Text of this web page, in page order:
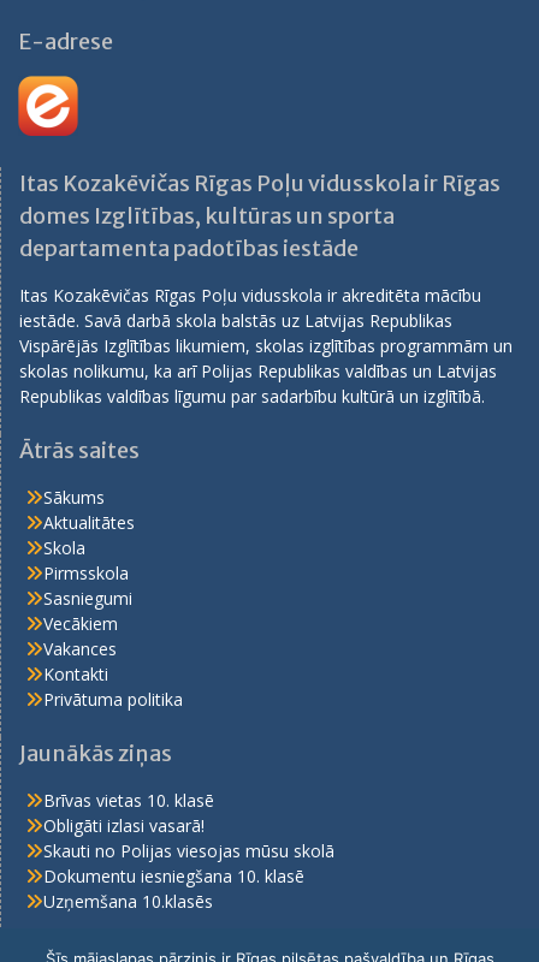
E-adrese
Itas Kozakēvičas Rīgas Poļu vidusskola ir Rīgas
domes Izglītības, kultūras un sporta
departamenta padotības iestāde
Itas Kozakēvičas Rīgas Poļu vidusskola ir akreditēta mācību
iestāde. Savā darbā skola balstās uz Latvijas Republikas
Vispārējās Izglītības likumiem, skolas izglītības programmām un
skolas nolikumu, ka arī Polijas Republikas valdības un Latvijas
Republikas valdības līgumu par sadarbību kultūrā un izglītībā.
Ātrās saites
Sākums
Aktualitātes
Skola
Pirmsskola
Sasniegumi
Vecākiem
Vakances
Kontakti
Privātuma politika
Jaunākās ziņas
Brīvas vietas 10. klasē
Obligāti izlasi vasarā!
Skauti no Polijas viesojas mūsu skolā
Dokumentu iesniegšana 10. klasē
Uzņemšana 10.klasēs